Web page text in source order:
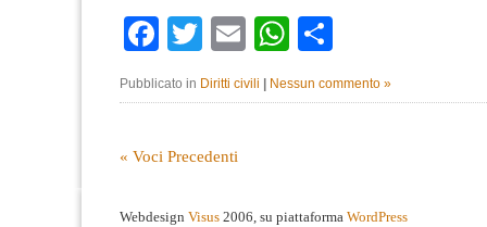
Facebook
TwitterEmailWhatsApp
Pubblicato in Diritti civili Nessun commento »
« Voci Precedenti
Webdesign Visus 2006, su piattaforma WordPress